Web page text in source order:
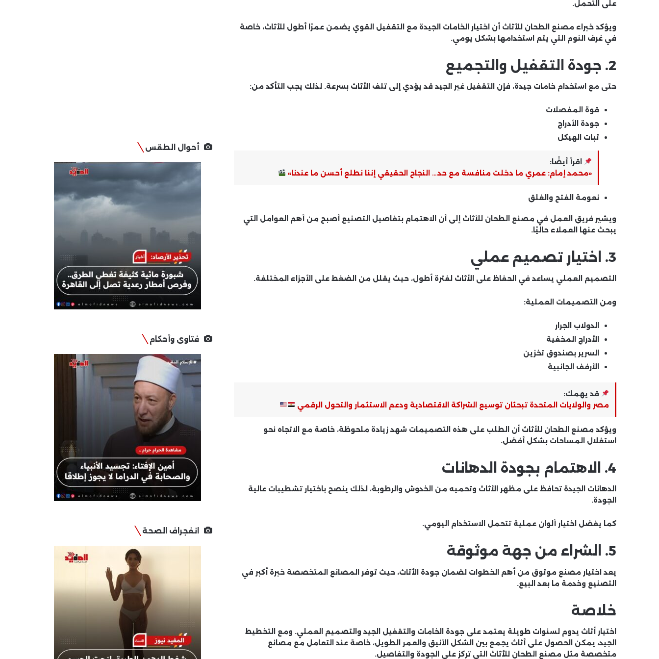
على التحمل.
ويؤكد خبراء مصنع الطحان للأثاث أن اختيار الخامات الجيدة مع التقفيل القوي يضمن عمرًا أطول للأثاث، خاصة
في غرف النوم التي يتم استخدامها بشكل يومي.
2. جودة التقفيل والتجميع
حتى مع استخدام خامات جيدة، فإن التقفيل غير الجيد قد يؤدي إلى تلف الأثاث بسرعة. لذلك يجب التأكد من:
قوة المفصلات
جودة الأدراج
ثبات الهيكل
اقرأ أيضًا:
«محمد إمام: عمري ما دخلت منافسة مع حد… النجاح الحقيقي إننا نطلع أحسن ما عندنا»
نعومة الفتح والغلق
ويشير فريق العمل في مصنع الطحان للأثاث إلى أن الاهتمام بتفاصيل التصنيع أصبح من أهم العوامل التي
يبحث عنها العملاء حاليًا.
3. اختيار تصميم عملي
التصميم العملي يساعد في الحفاظ على الأثاث لفترة أطول، حيث يقلل من الضغط على الأجزاء المختلفة.
ومن التصميمات العملية:
الدولاب الجرار
الأدراج المخفية
السرير بصندوق تخزين
الأرفف الجانبية
قد يهمك:
مصر والولايات المتحدة تبحثان توسيع الشراكة الاقتصادية ودعم الاستثمار والتحول الرقمي
ويؤكد مصنع الطحان للأثاث أن الطلب على هذه التصميمات شهد زيادة ملحوظة، خاصة مع الاتجاه نحو
استغلال المساحات بشكل أفضل.
4. الاهتمام بجودة الدهانات
الدهانات الجيدة تحافظ على مظهر الأثاث وتحميه من الخدوش والرطوبة، لذلك ينصح باختيار تشطيبات عالية
الجودة.
كما يفضل اختيار ألوان عملية تتحمل الاستخدام اليومي.
5. الشراء من جهة موثوقة
يعد اختيار مصنع موثوق من أهم الخطوات لضمان جودة الأثاث، حيث توفر المصانع المتخصصة خبرة أكبر في
التصنيع وخدمة ما بعد البيع.
خلاصة
اختيار أثاث يدوم لسنوات طويلة يعتمد على جودة الخامات والتقفيل الجيد والتصميم العملي. ومع التخطيط
الجيد، يمكن الحصول على أثاث يجمع بين الشكل الأنيق والعمر الطويل، خاصة عند التعامل مع مصانع
متخصصة مثل مصنع الطحان للأثاث التي تركز على الجودة والتفاصيل.
موجة صيف مبكرة تجتاح المحافظات..
الحرارة تقترب من 41 درجة وتحذيرات من
مصنع الطحان للأثاث يقدم غرف نوم
تعرف على مميزات الشراء من مصنع
المستشار ربيعي حمدي حسين يعلن
ترشحه رسمياً لعضوية مجلس إدارة
أحوال الطقس
فتاوى وأحكام
انفجراف الصحة